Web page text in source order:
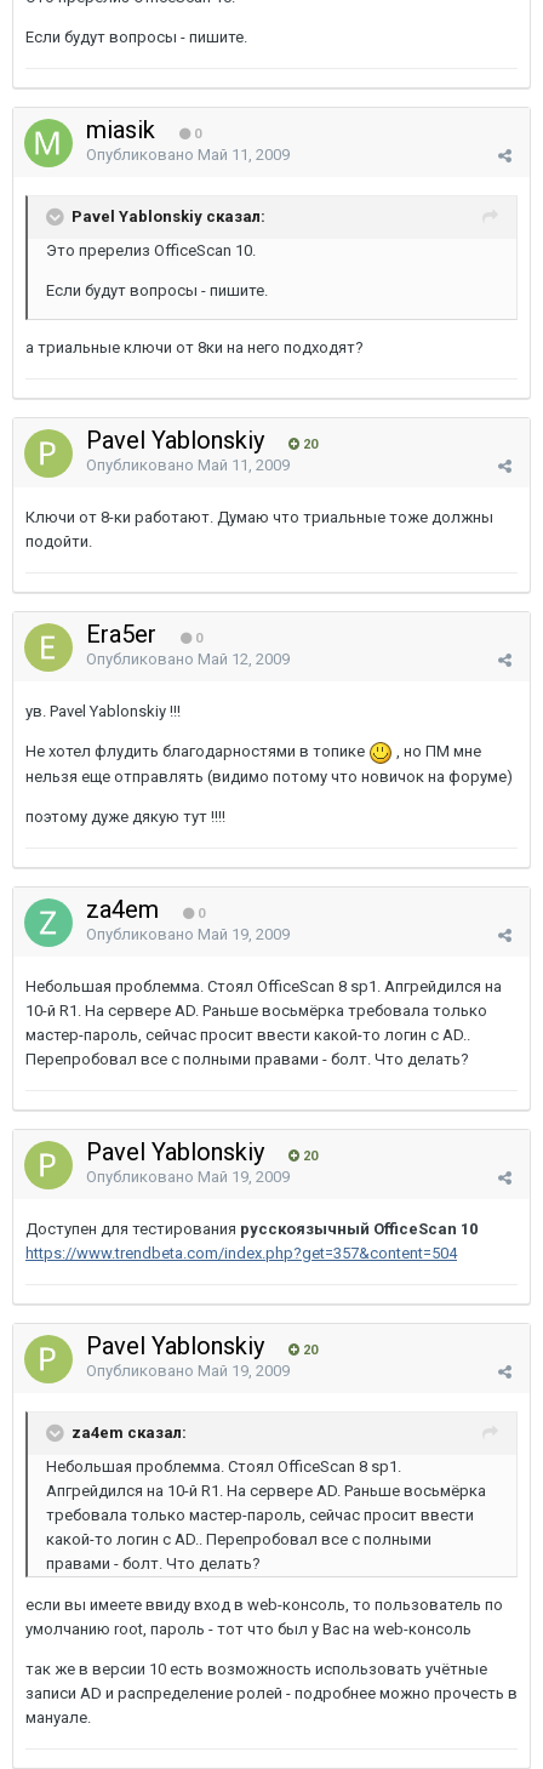
Если будут вопросы - пишите.
miasik 0
Опубликовано Май 11, 2009
Pavel Yablonskiy сказал:
Это пререлиз OfficeScan 10.
Если будут вопросы - пишите.
а триальные ключи от 8ки на него подходят?
Pavel Yablonskiy 20
Опубликовано Май 11, 2009
Ключи от 8-ки работают. Думаю что триальные тоже должны
подойти.
Era5er 0
Опубликовано Май 12, 2009
ув. Pavel Yablonskiy !!!
Не хотел флудить благодарностями в топике
, но ПМ мне
нельзя еще отправлять (видимо потому что новичок на форуме)
поэтому дуже дякую тут !!!!
za4em 0
Опубликовано Май 19, 2009
Небольшая проблемма. Стоял OfficeScan 8 sp1. Апгрейдился на
10-й R1. На сервере AD. Раньше восьмёрка требовала только
мастер-пароль, сейчас просит ввести какой-то логин с AD..
Перепробовал все с полными правами - болт. Что делать?
Pavel Yablonskiy 20
Опубликовано Май 19, 2009
Доступен для тестирования русскоязычный OfficeScan 10
https://www.trendbeta.com/index.php?get=357&content=504
Pavel Yablonskiy 20
Опубликовано Май 19, 2009
za4em сказал:
Небольшая проблемма. Стоял OfficeScan 8 sp1.
Апгрейдился на 10-й R1. На сервере AD. Раньше восьмёрка
требовала только мастер-пароль, сейчас просит ввести
какой-то логин с AD.. Перепробовал все с полными
правами - болт. Что делать?
если вы имеете ввиду вход в web-консоль, то пользователь по
умолчанию root, пароль - тот что был у Вас на web-консоль
так же в версии 10 есть возможность использовать учётные
записи AD и распределение ролей - подробнее можно прочесть в
мануале.